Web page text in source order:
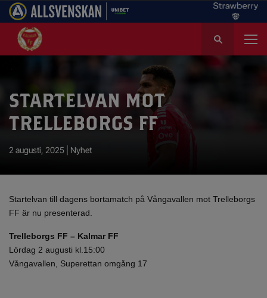
k
STARTELVAN MOT
TRELLEBORGS FF
2 augusti, 2025 | Nyhet
Startelvan till dagens bortamatch på Vångavallen mot Trelleborgs
FF är nu presenterad.
Trelleborgs FF – Kalmar FF
Lördag 2 augusti kl.15:00
Vångavallen, Superettan omgång 17